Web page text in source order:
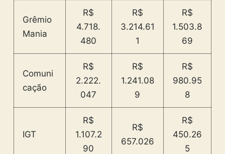
Grêmio
Mania
R$
4.718.
480
R$
3.214.61
1
R$
1.503.8
69
Comuni
cação
R$
2.222.
047
R$
1.241.08
9
R$
980.95
8
IGT
R$
1.107.2
90
R$
657.026
R$
450.26
5